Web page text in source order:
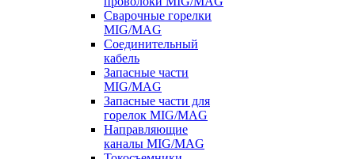
Сварочные горелки
MIG/MAG
Соединительный
кабель
Запасные части
MIG/MAG
Запасные части для
горелок MIG/MAG
Направляющие
каналы MIG/MAG